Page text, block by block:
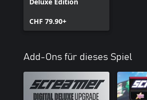
CHF 79.90+
Add-Ons für dieses Spiel